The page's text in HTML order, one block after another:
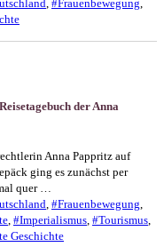
#Frauenbewegung
der Anna
Anna Pappritz auf
ging es zunächst per
quer …
#Frauenbewegung
#Imperialismus #Tourismus
Geschichte